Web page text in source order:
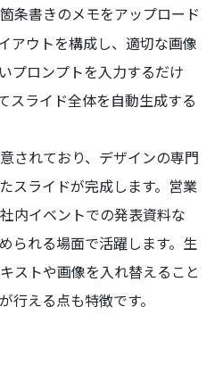
条書きのメモをアップロード
アウトを構成し、適切な画像
プロンプトを入力するだけ
スライド全体を自動生成する
されており、デザインの専門
スライドが完成します。営業
内イベントでの発表資料な
られる場面で活躍します。生
ストや画像を入れ替えること
行える点も特徴です。